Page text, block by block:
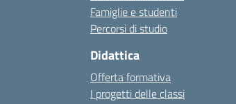
Famiglie e studenti
Percorsi di studio
Didattica
Offerta formativa
I progetti delle classi